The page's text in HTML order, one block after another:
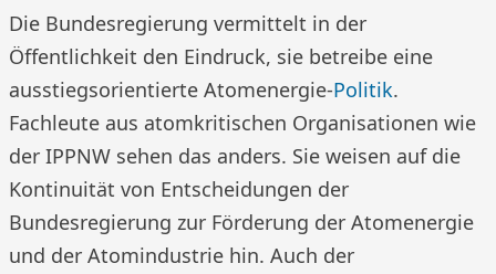
Die Bundesregierung vermittelt in der
Öffentlichkeit den Eindruck, sie betreibe eine
ausstiegsorientierte Atomenergie-Politik.
Fachleute aus atomkritischen Organisationen wie
der IPPNW sehen das anders. Sie weisen auf die
Kontinuität von Entscheidungen der
Bundesregierung zur Förderung der Atomenergie
und der Atomindustrie hin. Auch der